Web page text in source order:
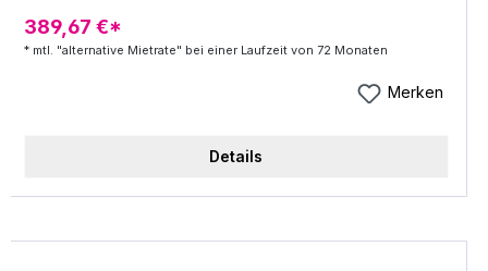
Akkordeons können bei Gehäusefarben und -
motiven, Tastatur und Beschlagteilen in der
Gern erstellen wir ein individuelles Angebot nach
Töne, 92 Knöpfe in 5-Reihen B-Griff IV-chörig
Cassotto) 8 Diskantregister 120 Bassknöpfe, V-
389,67 €*
* mtl. "alternative Mietrate" bei einer Laufzeit von 72 Monaten
Merken
Details